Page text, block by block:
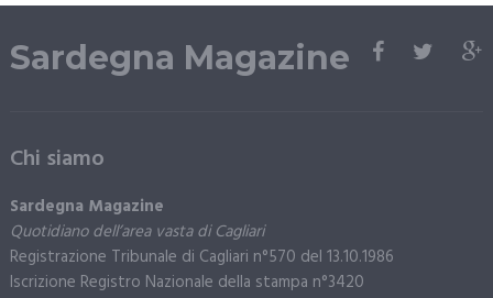
Sardegna Magazine
Chi siamo
Sardegna Magazine
Quotidiano dell’area vasta di Cagliari
Registrazione Tribunale di Cagliari n°570 del 13.10.1986
Iscrizione Registro Nazionale della stampa n°3420